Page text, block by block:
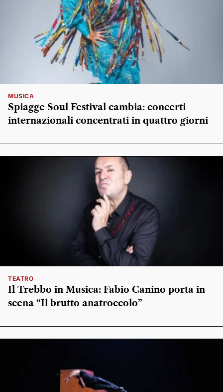
MUSICA
Spiagge Soul Festival cambia: concerti
internazionali concentrati in quattro giorni
TEATRO
Il Trebbo in Musica: Fabio Canino porta in
scena “Il brutto anatroccolo”